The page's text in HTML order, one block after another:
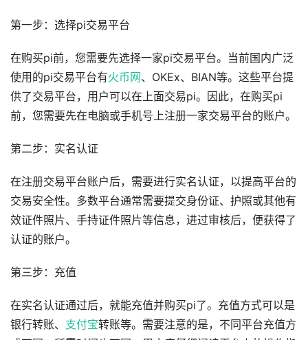
第一步：选择pi交易平台
在购买pi前，您需要先选择一家pi交易平台。当前国内广泛
使用的pi交易平台有火币网、OKEx、BIAN等。这些平台提
供了交易平台，用户可以在上面交易pi。因此，在购买pi
前，您需要先在电脑或手机号上注册一家交易平台的账户。
第二步：实名认证
在注册交易平台账户后，需要进行实名认证，以提高平台的
交易安全性。多数平台通常需要提交身份证、护照或其他有
效证件照片、手持证件照片等信息，进过审核后，便获得了
认证的账户。
第三步：充值
在实名认证通过后，就能充值并购买pi了。充值方式可以是
银行转账、 支付宝转账等。需要注意的是，不同平台充值方